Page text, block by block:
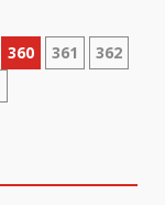
360 361
362